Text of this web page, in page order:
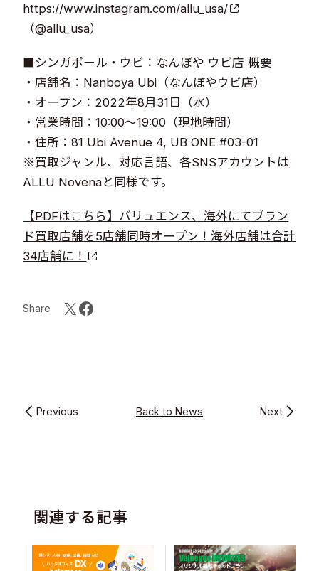
https://www.instagram.com/allu_usa/
（@allu_usa）
■シンガポール・ウビ：なんぼや ウビ店 概要
・店舗名：Nanboya Ubi（なんぼやウビ店）
・オープン：2022年8月31日（水）
・営業時間：10:00～19:00（現地時間）
・住所：81 Ubi Avenue 4, UB ONE #03-01
※買取ジャンル、対応言語、各SNSアカウントは
ALLU Novenaと同様です。
【PDFはこちら】バリュエンス、海外にてブラン
ド買取店舗を5店舗同時オープン！海外店舗は合計
34店舗に！
Share
Previous Back to News Next
関連する記事